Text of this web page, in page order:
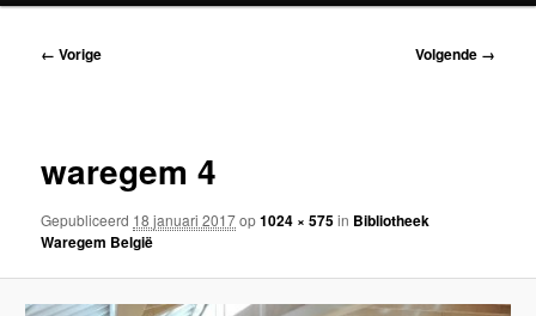
Afbeeldingsnavigatie
← Vorige Volgende →
waregem 4
Gepubliceerd 18 januari 2017op1024 × 575in Bibliotheek
Waregem België